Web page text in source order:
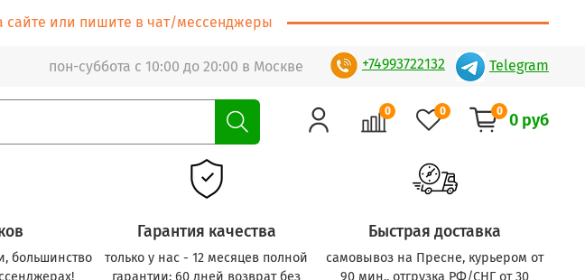
сайте или пишите в чат/мессенджеры
пон-суббота с 10:00 до 20:00 в Москве +74993722132 Telegram
0 0 0 0 руб
большинство
Гарантия качества
только у нас - 12 месяцев полной
гарантии; 60 дней возврат без
Быстрая доставка
самовывоз на Пресне, курьером от
90 мин., отгрузка РФ/СНГ от 30